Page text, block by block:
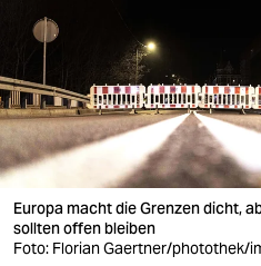
verlag
verlag
veranstaltungen
shop
fragen & hilfe
unterstützen
Europa macht die Grenzen dicht,
sollten offen bleiben
Foto: Florian Gaertner/photothek/